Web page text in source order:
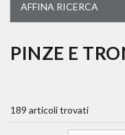
AFFINA RICERCA
UTENSILERIA
chiavi di manovra
PINZE E
189 articoli trovati